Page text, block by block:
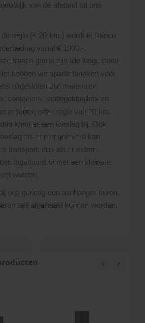
van de afstand tot ons
regio (< 20 km.) wordt er franco
vanaf € 1000,-.
franco grens zijn alle losgestorte
hebben we aparte tarieven voor
uitgesloten zijn materialen
containers, statiegeldpallets en
er buiten onze regio van 20 km.
komt er een toeslag bij. Ook
als er niet geleverd kan
transport, dus als er extern
ingehuurd of met een kleinere
worden.
ons gunstig een aanhanger huren,
zelf afgehaald kunnen worden.